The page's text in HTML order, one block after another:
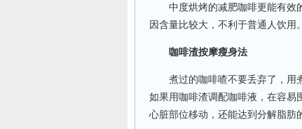
中度烘烤的减肥咖啡更能有效
因含量比较大，不利于普通人饮用
咖啡渣按摩瘦身法
煮过的咖啡喳不要丢弃了，用煮
如果用咖啡渣调配咖啡液，在容易
心脏部位移动，还能达到分解脂肪